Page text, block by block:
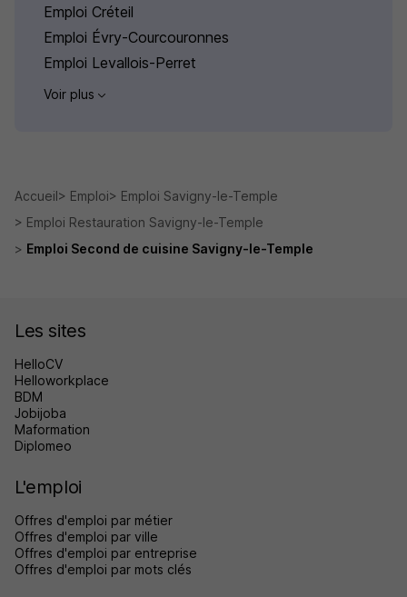
Emploi Créteil
Emploi Évry-Courcouronnes
Emploi Levallois-Perret
Voir plus
Accueil Emploi
Emploi Savigny-le-Temple
Emploi Restauration Savigny-le-Temple
Emploi Second de cuisine Savigny-le-Temple
Les sites
HelloCV
Helloworkplace
BDM
Jobijoba
Maformation
Diplomeo
L'emploi
Offres d'emploi par métier
Offres d'emploi par ville
Offres d'emploi par entreprise
Offres d'emploi par mots clés